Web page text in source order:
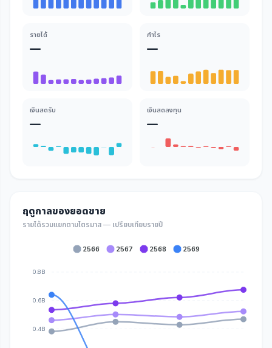
รายได้
—
กำไร
—
เงินสดรับ
—
เงินสดลงทุน
—
ฤดูกาลของยอดขาย
รายได้รวมแยกตามไตรมาส — เปรียบเทียบรายปี
2566 2567 2568 2569
0.8B
0.6B
0.4B